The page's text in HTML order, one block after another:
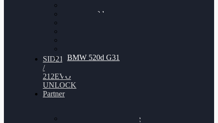
BMW 120d
BMW 520d G31
SID212
/
212EVO
UNLOCK
Partner
Bilgenroth Performance